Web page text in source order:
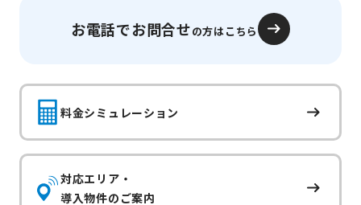
お電話でお問合せの方はこちら
料金シミュレーション
対応エリア・
導入物件のご案内